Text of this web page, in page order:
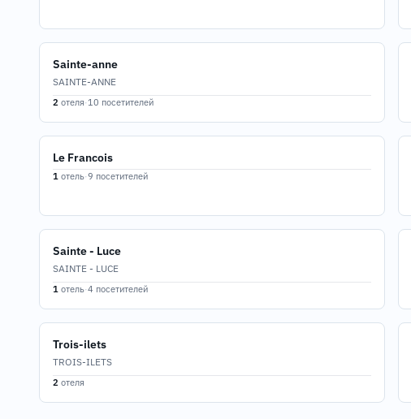
Sainte-anne
SAINTE-ANNE
2 отеля·10 посетителей
Le Francois
1 отель·9 посетителей
Sainte - Luce
SAINTE - LUCE
1 отель·4 посетителей
Trois-ilets
TROIS-ILETS
2 отеля